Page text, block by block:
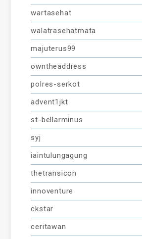
wartasehat
walatrasehatmata
majuterus99
owntheaddress
polres-serkot
advent1jkt
st-bellarminus
syj
iaintulungagung
thetransicon
innoventure
ckstar
ceritawan